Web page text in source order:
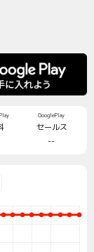
GooglePlay
セールス
--